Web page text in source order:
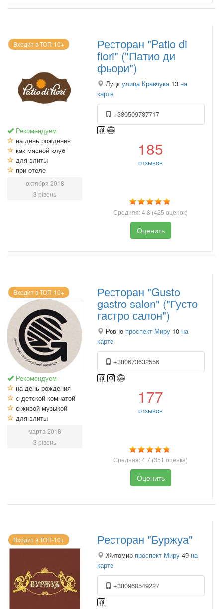
Входит в ТОП-10+
Рекомендуем
на день рождения
как мясной клуб
для элиты
при отеле
октября 2018
3 рівень
Ресторан "Patio di
fiori" ("Патио ди
фьори")
Луцк улица Кравчука 13 на
карте
+380509787717
185
отзывов
Средняя:4.8 (425 оценок)
Оценить
Входит в ТОП-10+
Рекомендуем
на день рождения
с детской комнатой
с живой музыкой
для элиты
марта 2018
3 рівень
Ресторан "Gusto
gastro salon" ("Густо
гастро салон")
Ровно проспект Миру 10 на
карте
+380673632556
177
отзывов
Средняя:4.7 (351 оценка)
Оценить
Входит в ТОП-10+ Ресторан "Буржуа"
Житомир проспект Миру 49 на
карте
+380960549227